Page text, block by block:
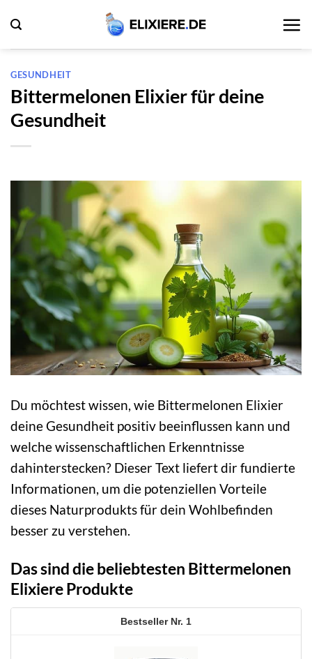
Inhalt
springen
GESUNDHEIT
Bittermelonen Elixier für deine
Gesundheit
Du möchtest wissen, wie Bittermelonen Elixier
deine Gesundheit positiv beeinflussen kann und
welche wissenschaftlichen Erkenntnisse
dahinterstecken? Dieser Text liefert dir fundierte
Informationen, um die potenziellen Vorteile
dieses Naturprodukts für dein Wohlbefinden
besser zu verstehen.
Das sind die beliebtesten Bittermelonen
Elixiere Produkte
1